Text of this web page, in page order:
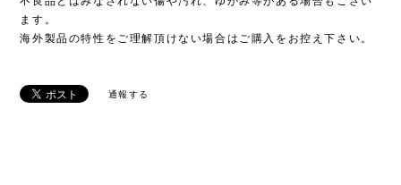
ます。
海外製品の特性をご理解頂けない場合はご購入をお控え下さい。
通報する